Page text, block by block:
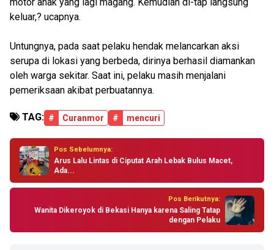
keluar,? ucapnya.
Untungnya, pada saat pelaku hendak melancarkan aksi
serupa di lokasi yang berbeda, dirinya berhasil diamankan
oleh warga sekitar. Saat ini, pelaku masih menjalani
pemeriksaan akibat perbuatannya.
TAG: # Curanmor # mencuri
Pos Sebelumnya:
Arus Lalu Lintas di Ciputat Arah Lebak Bulus Macet,
Ada...
Pos Berikutnya:
Wanita Dikeroyok di Bekasi Hanya karena Saling Tatap
dengan Pelaku